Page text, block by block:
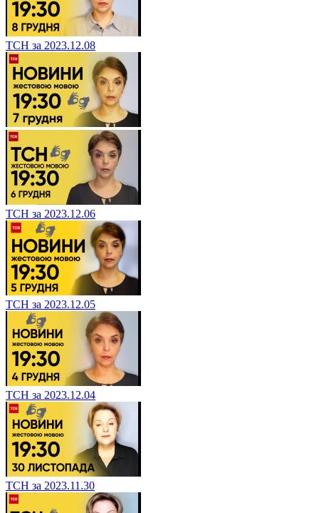
ТСН за 2023.12.08
ТСН за 2023.12.06
ТСН за 2023.12.05
ТСН за 2023.12.04
ТСН за 2023.11.30